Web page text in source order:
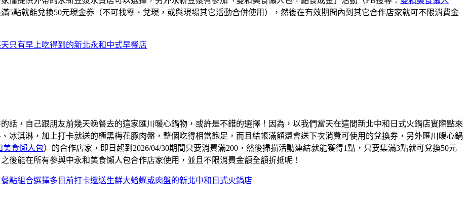
5點就能兌換50元現金券（不可找零、兌現，或與現場其它活動合併使用），然後在有效期間內到其它合作店家就可不限消費金
只有早上吃得到的新北永和中式早餐店
話，自己跟朋友前幾天晚餐去的這家匯川暖心鍋物，或許是不錯的選擇！因為，以我們當天在這間新北中和日式火鍋店實際點來
冰淇淋，加上打卡就送的極黑梅花豚肉盤，整個吃得相當飽足，而且結帳滿額還會送下次消費可使用的兌換券，另外匯川暖心鍋
美食懶人包）的合作店家，即日起到2026/04/30期間只要消費滿200，然後掃描活動連結就能獲得1點，只要集滿3點就可兌換50元
後能在所有參與中永和美食懶人包合作店家使用，並且不限消費金額全額折抵呢！
點組合選擇多目前打卡還送生鮮大蛤蠣或肉盤的新北中和日式火鍋店